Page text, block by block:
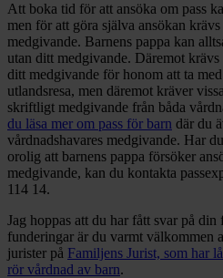
Att boka tid för att ansöka om pass
men för att göra själva ansökan
medgivande. Barnens pappa kan
utan ditt medgivande. Däremot
ditt medgivande för honom att ta
utlandsresa, men däremot kräver
skriftligt medgivande från båda
du läsa mer om pass för barn där du
vårdnadshavares medgivande. Har
orolig att barnens pappa försöker
medgivande, kan du kontakta
114 14.
Jag hoppas att du har fått svar på
funderingar är du varmt välkommen
jurister på Familjens Jurist, som har
rör vårdnad av barn.